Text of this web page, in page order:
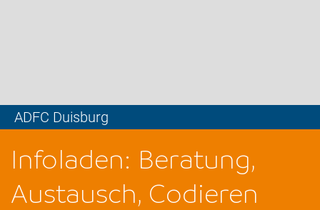
ADFC Duisburg
Infoladen: Beratung,
Austausch, Codieren